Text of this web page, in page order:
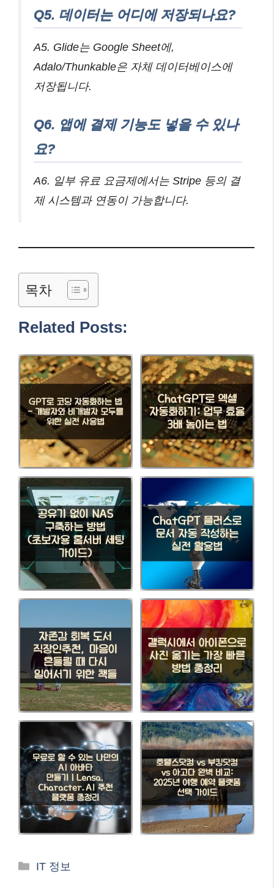
Q5. 데이터는 어디에 저장되나요?
A5. Glide는 Google Sheet에,
Adalo/Thunkable은 자체 데이터베이스에
저장됩니다.
Q6. 앱에 결제 기능도 넣을 수 있나
요?
A6. 일부 유료 요금제에서는 Stripe 등의 결
제 시스템과 연동이 가능합니다.
목차
Related Posts:
카
IT 정보